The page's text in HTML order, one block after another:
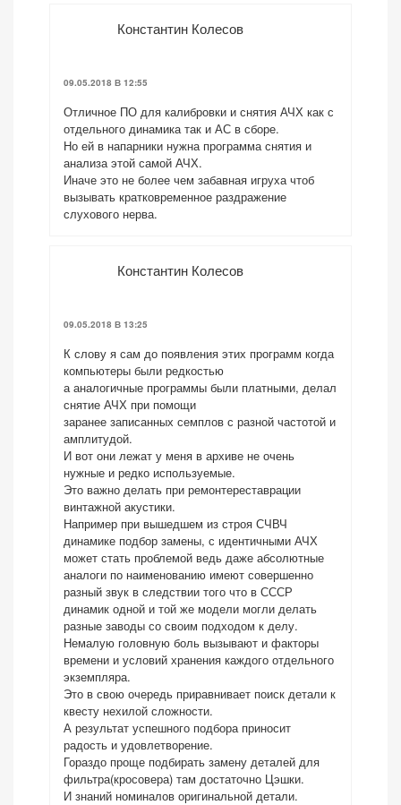
Константин Колесов
09.05.2018 В 12:55
Отличное ПО для калибровки и снятия АЧХ как с
отдельного динамика так и АС в сборе.
Но ей в напарники нужна программа снятия и
анализа этой самой АЧХ.
Иначе это не более чем забавная игруха чтоб
вызывать кратковременное раздражение
слухового нерва.
Константин Колесов
09.05.2018 В 13:25
К слову я сам до появления этих программ когда
компьютеры были редкостью
а аналогичные программы были платными, делал
снятие АЧХ при помощи
заранее записанных семплов с разной частотой и
амплитудой.
И вот они лежат у меня в архиве не очень
нужные и редко используемые.
Это важно делать при ремонтереставрации
винтажной акустики.
Например при вышедшем из строя СЧВЧ
динамике подбор замены, с идентичными АЧХ
может стать проблемой ведь даже абсолютные
аналоги по наименованию имеют совершенно
разный звук в следствии того что в СССР
динамик одной и той же модели могли делать
разные заводы со своим подходом к делу.
Немалую головную боль вызывают и факторы
времени и условий хранения каждого отдельного
экземпляра.
Это в свою очередь приравнивает поиск детали к
квесту нехилой сложности.
А результат успешного подбора приносит
радость и удовлетворение.
Гораздо проще подбирать замену деталей для
фильтра(кросовера) там достаточно Цэшки.
И знаний номиналов оригинальной детали.